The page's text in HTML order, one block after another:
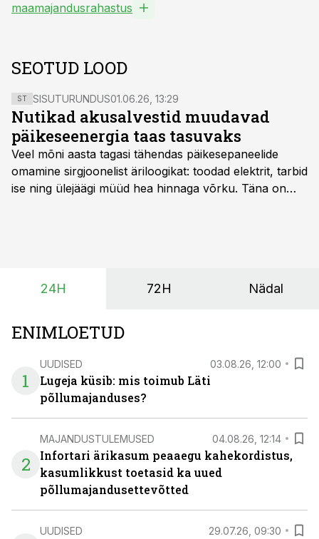
maamajandusrahastus
SEOTUD LOOD
ST SISUTURUNDUS01.06.26, 13:29
Nutikad akusalvestid muudavad
päikeseenergia taas tasuvaks
Veel mõni aasta tagasi tähendas päikesepaneelide
omamine sirgjoonelist äriloogikat: toodad elektrit, tarbid
ise ning ülejäägi müüd hea hinnaga võrku. Täna on
põllumajandusettevõtete jaoks üheks olulisemaks
24H 72H Nädal
ENIMLOETUD
1
UUDISED 03.08.26, 12:00
Lugeja küsib: mis toimub Läti
põllumajanduses?
2
MAJANDUSTULEMUSED 04.08.26, 12:14
Infortari ärikasum peaaegu kahekordistus,
kasumlikkust toetasid ka uued
põllumajandusettevõtted
UUDISED 29.07.26, 09:30